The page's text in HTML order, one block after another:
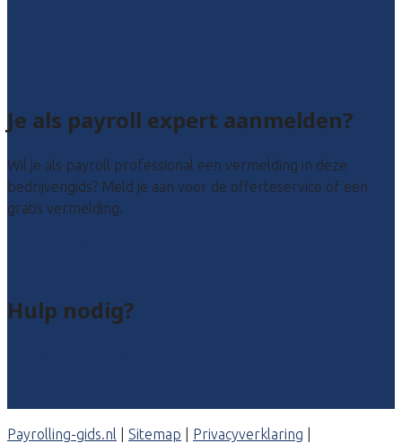
Je als payroll expert aanmelden?
Wil je als payroll professional een vermelding in deze
bedrijvengids? Meld je aan voor de offerteservice of een
gratis vermelding.
Hulp nodig?
Payrolling-gids.nl Sitemap Privacyverklaring